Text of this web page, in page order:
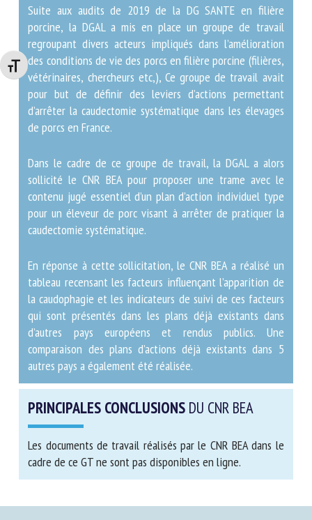
Changer la taille de la police
Suite aux audits de 2019 de la DG SANTE en filière
porcine, la DGAL a mis en place un groupe de travail
regroupant divers acteurs impliqués dans l’amélioration
des conditions de vie des porcs en filière porcine
(filières, vétérinaires, chercheurs etc,), Ce groupe de
travail avait pour but de définir des leviers d’actions
permettant d’arrêter la caudectomie systématique dans
les élevages de porcs en France.
Dans le cadre de ce groupe de travail, la DGAL a alors
sollicité le CNR BEA pour proposer une trame avec le
contenu jugé essentiel d’un plan d’action individuel
type pour un éleveur de porc visant à arrêter de
pratiquer la caudectomie systématique.
En réponse à cette sollicitation, le CNR BEA a réalisé un
tableau recensant les facteurs influençant l’apparition
de la caudophagie et les indicateurs de suivi de ces
facteurs qui sont présentés dans les plans déjà
existants dans d’autres pays européens et rendus
publics. Une comparaison des plans d’actions déjà
existants dans 5 autres pays a également été réalisée.
PRINCIPALES CONCLUSIONS DU CNR BEA
Les documents de travail réalisés par le CNR BEA dans le
cadre de ce GT ne sont pas disponibles en ligne.